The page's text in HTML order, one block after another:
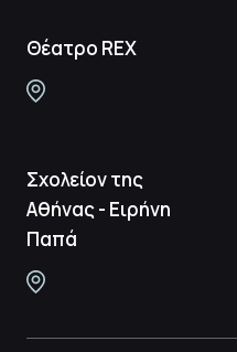
Θέατρο REX
Σχολείον της
Αθήνας - Ειρήνη
Παπά